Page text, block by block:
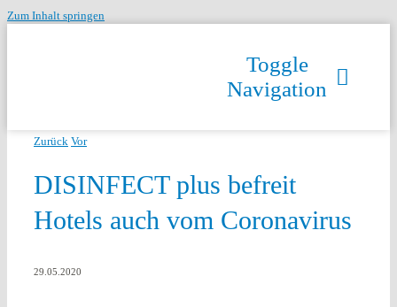
Zum Inhalt springen
Toggle
Navigation
Zurück Vor
DISINFECT plus befreit
Hotels auch vom Coronavirus
29.05.2020